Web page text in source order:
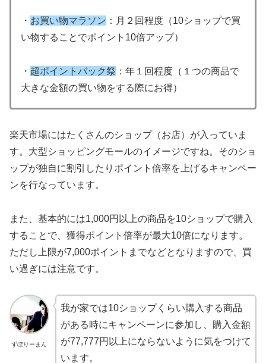
・ お買い物マラソン ：月２回程度（10ショップで買
い物することでポイント10倍アップ）
・ 超ポイントバック祭 ：年１回程度（１つの商品で
大きな金額の買い物をする際にお得）
楽天市場にはたくさんのショップ（お店）が入っていま
す。大型ショッピングモールのイメージですね。そのショ
ップが独自に割引したりポイント倍率を上げるキャンペー
ンを行なっています。
また、基本的には1,000円以上の商品を10ショップで購入
することで、獲得ポイント倍率が最大10倍になります。
ただし上限が7,000ポイントまでなどとなりますので、買
い過ぎには注意です。
ずぼりーまん
我が家では10ショップくらい購入する商品
がある時にキャンペーンに参加し、購入金額
が77,777円以上にならないように気をつけて
います。